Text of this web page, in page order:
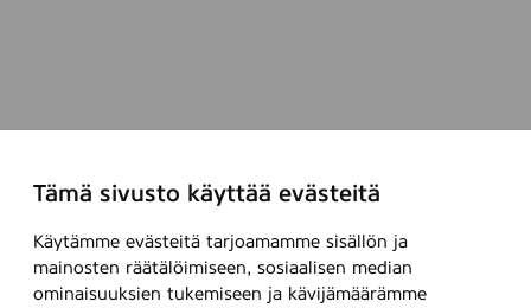
Tämä sivusto käyttää evästeitä
Käytämme evästeitä tarjoamamme sisällön ja
mainosten räätälöimiseen, sosiaalisen median
ominaisuuksien tukemiseen ja kävijämäärämme